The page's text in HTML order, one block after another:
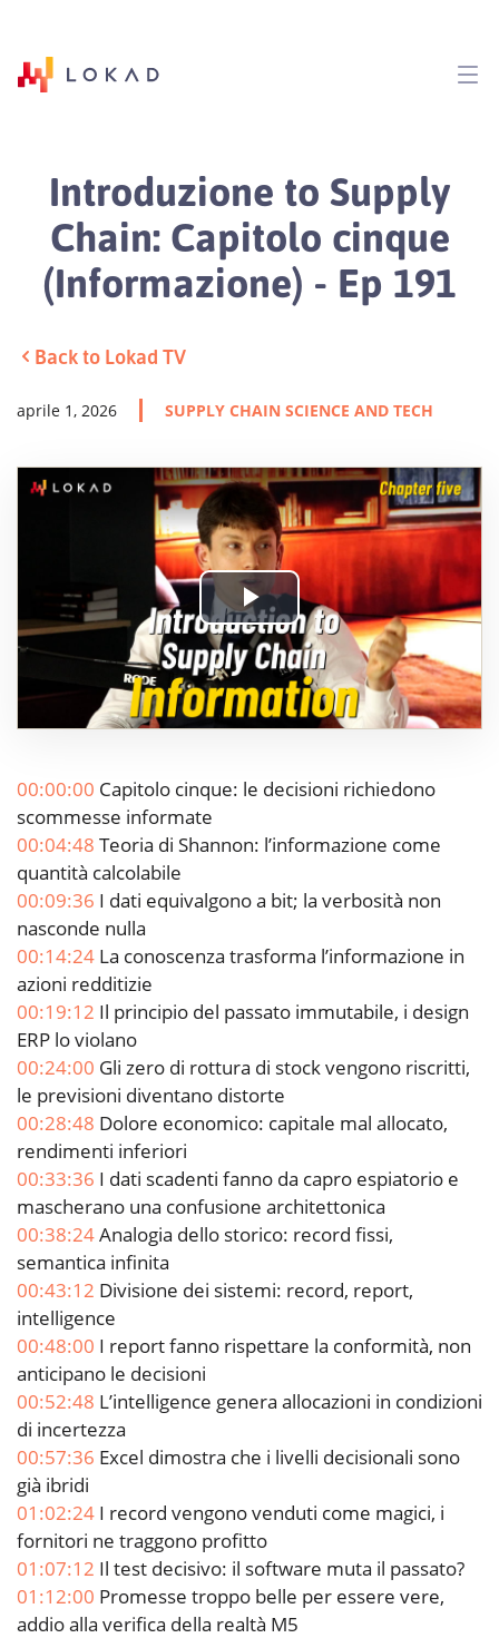
Introduzione to Supply
Chain: Capitolo cinque
(Informazione) - Ep 191
Back to Lokad TV
aprile 1, 2026 SUPPLY CHAIN SCIENCE AND TECH
Play
Video
00:00:00 Capitolo cinque: le decisioni richiedono
scommesse informate
00:04:48 Teoria di Shannon: l’informazione come
quantità calcolabile
00:09:36 I dati equivalgono a bit; la verbosità non
nasconde nulla
00:14:24 La conoscenza trasforma l’informazione in
azioni redditizie
00:19:12 Il principio del passato immutabile, i design
ERP lo violano
00:24:00 Gli zero di rottura di stock vengono riscritti,
le previsioni diventano distorte
00:28:48 Dolore economico: capitale mal allocato,
rendimenti inferiori
00:33:36 I dati scadenti fanno da capro espiatorio e
mascherano una confusione architettonica
00:38:24Analogia dello storico: record fissi,
semantica infinita
00:43:12 Divisione dei sistemi: record, report,
intelligence
00:48:00 I report fanno rispettare la conformità, non
anticipano le decisioni
00:52:48 L’intelligence genera allocazioni in condizioni
di incertezza
00:57:36 Excel dimostra che i livelli decisionali sono
già ibridi
01:02:24 I record vengono venduti come magici, i
fornitori ne traggono profitto
01:07:12 Il test decisivo: il software muta il passato?
01:12:00 Promesse troppo belle per essere vere,
addio alla verifica della realtà M5